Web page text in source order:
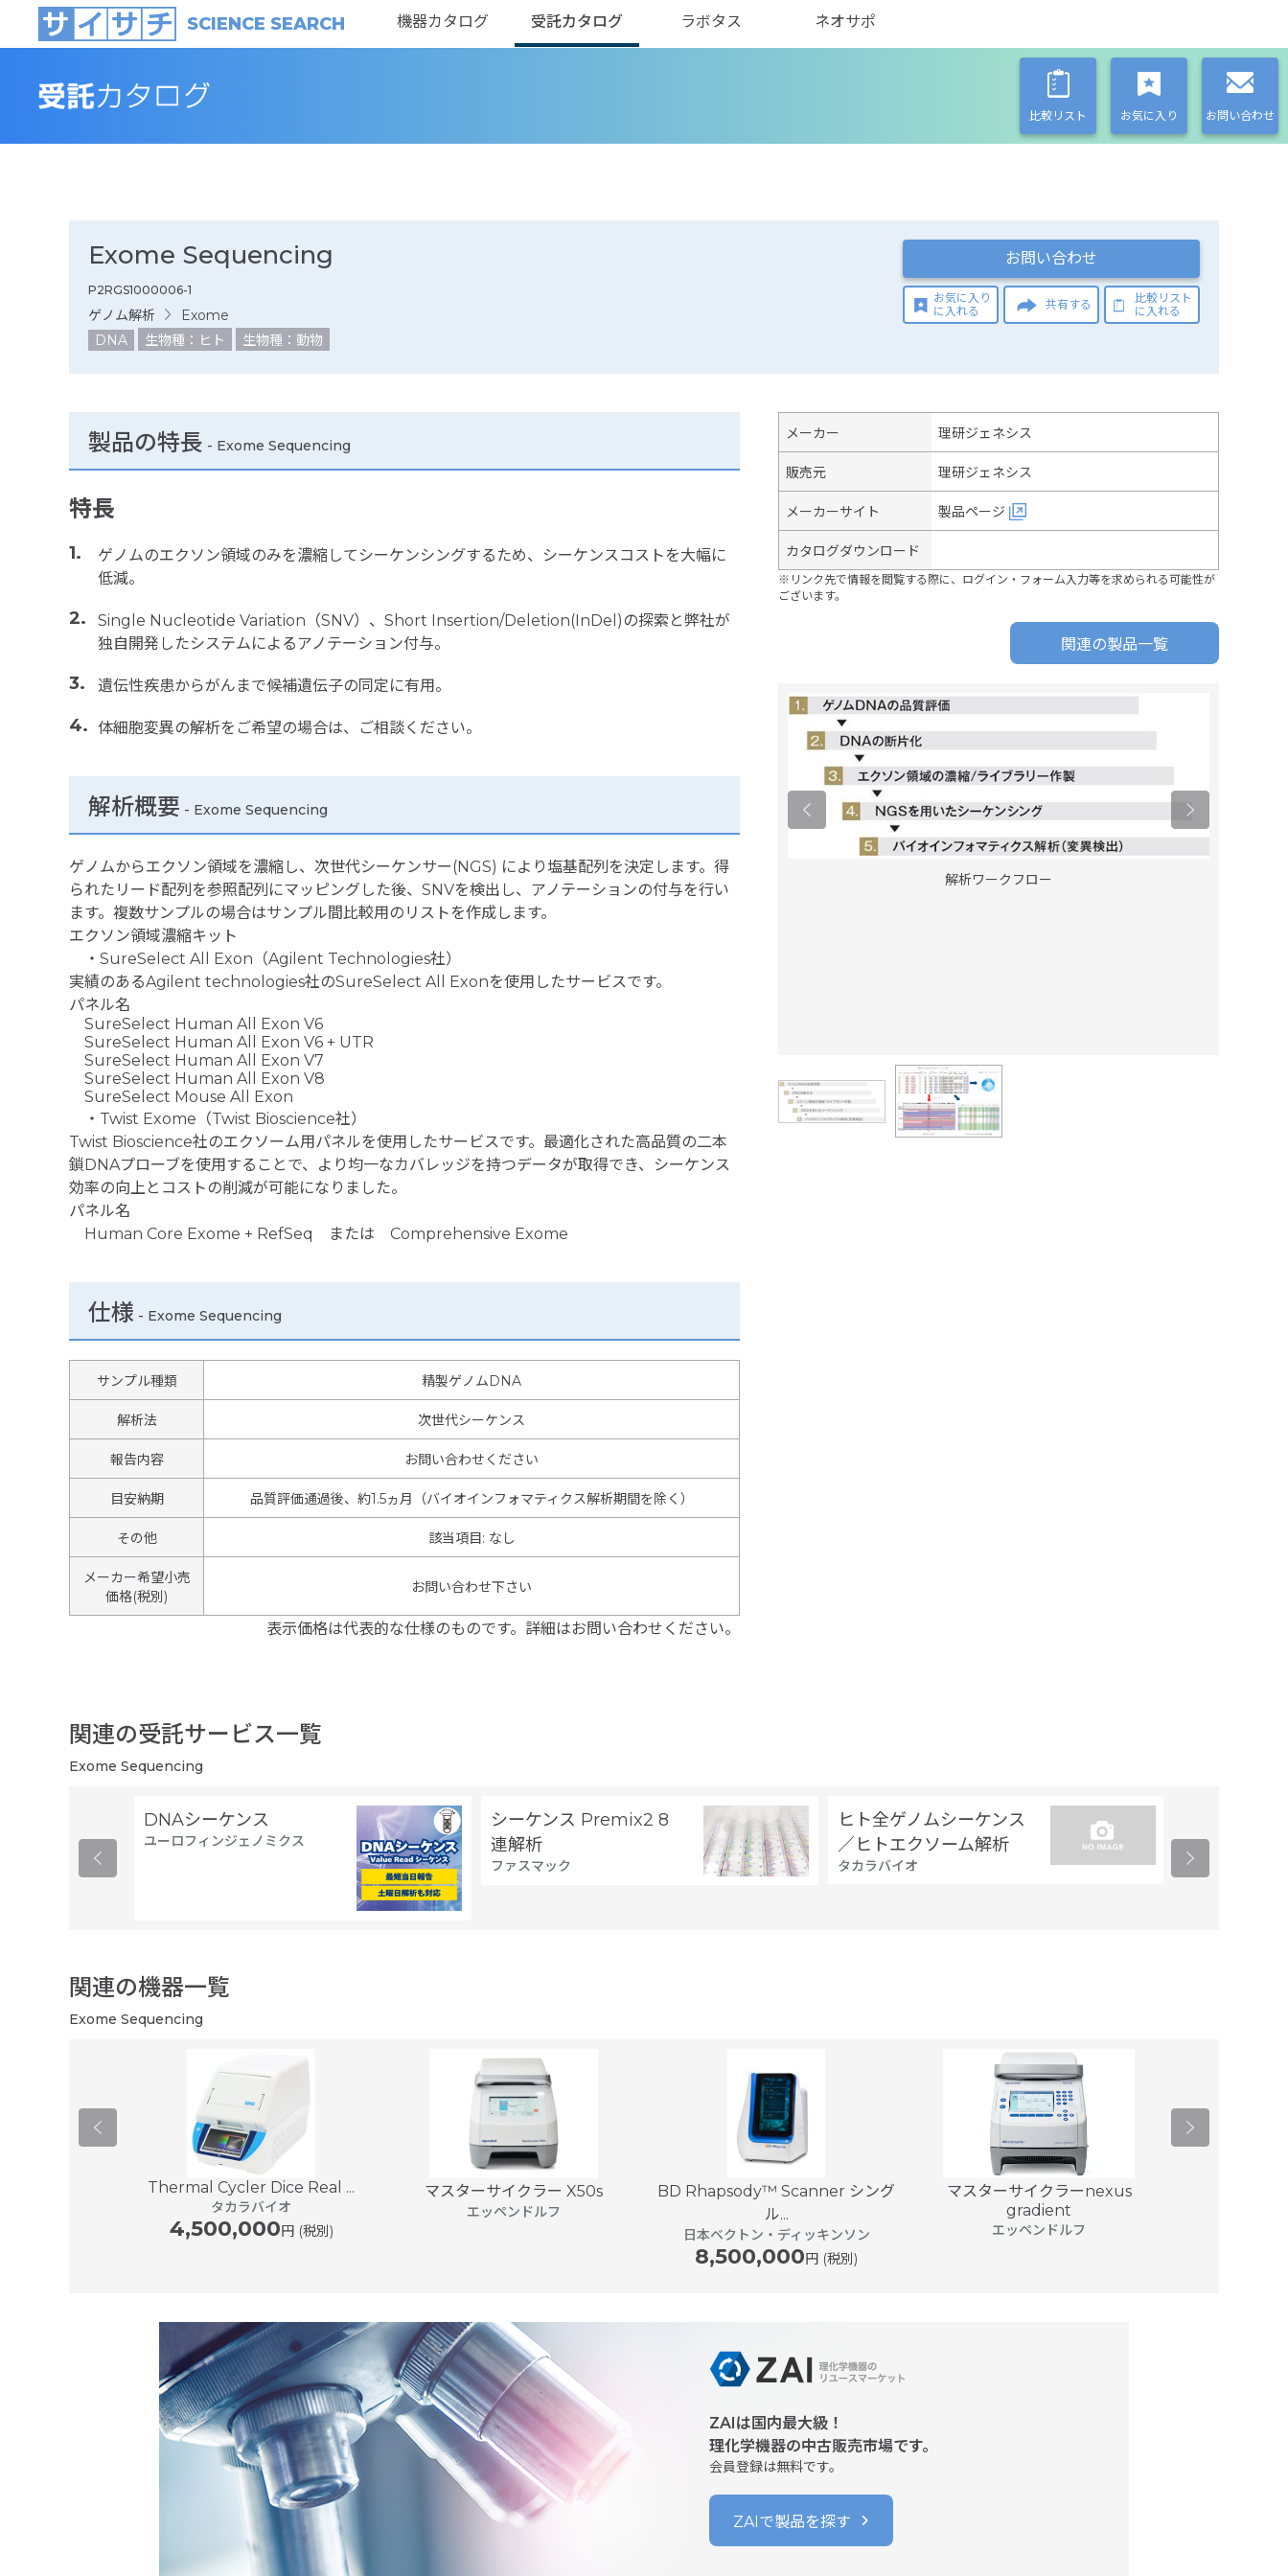
SCIENCE SEARCH 機器カタログ 受託カタログ ラボタス ネオサポ
比較リスト お気に入り お問い合わせ
Exome Sequencing
P2RGS1000006-1
ゲノム解析
Exome
DNA
生物種：ヒト 生物種：動物
お問い合わせ
お気に入り
に入れる
共有する
比較リスト
に入れる
製品の特長 - Exome Sequencing
特長
ゲノムのエクソン領域のみを濃縮してシーケンシングするため、シーケンスコストを大幅に
低減。
Single Nucleotide Variation（SNV）、Short Insertion/Deletion(InDel)の探索と弊社が
独自開発したシステムによるアノテーション付与。
遺伝性疾患からがんまで候補遺伝子の同定に有用。
体細胞変異の解析をご希望の場合は、ご相談ください。
解析概要 - Exome Sequencing
ゲノムからエクソン領域を濃縮し、次世代シーケンサー(NGS) により塩基配列を決定します。得
られたリード配列を参照配列にマッピングした後、SNVを検出し、アノテーションの付与を行い
ます。複数サンプルの場合はサンプル間比較用のリストを作成します。
エクソン領域濃縮キット
・SureSelect All Exon（Agilent Technologies社）
実績のあるAgilent technologies社のSureSelect All Exonを使用したサービスです。
パネル名
SureSelect Human All Exon V6
SureSelect Human All Exon V6 + UTR
SureSelect Human All Exon V7
SureSelect Human All Exon V8
SureSelect Mouse All Exon
・Twist Exome（Twist Bioscience社）
Twist Bioscience社のエクソーム用パネルを使用したサービスです。最適化された高品質の二本
鎖DNAプローブを使用することで、より均一なカバレッジを持つデータが取得でき、シーケンス
効率の向上とコストの削減が可能になりました。
パネル名
Human Core Exome + RefSeq または Comprehensive Exome
仕様 - Exome Sequencing
サンプル種類 精製ゲノムDNA
解析法 次世代シーケンス
報告内容 お問い合わせください
目安納期 品質評価通過後、約1.5ヵ月（バイオインフォマティクス解析期間を除く）
その他 該当項目: なし
メーカー希望小売
価格(税別)
お問い合わせ下さい
表示価格は代表的な仕様のものです。詳細はお問い合わせください。
メーカー 理研ジェネシス
販売元 理研ジェネシス
メーカーサイト 製品ページ
カタログダウンロード
※リンク先で情報を閲覧する際に、ログイン・フォーム入力等を求められる可能性が
ございます。
関連の製品一覧
解析ワークフロー
関連の受託サービス一覧
Exome Sequencing
DNAシーケンス
ユーロフィンジェノミクス
シーケンス Premix2 8
連解析
ファスマック
ヒト全ゲノムシーケンス
／ヒトエクソーム解析
タカラバイオ
レート解析
ン）
関連の機器一覧
Exome Sequencing
Thermal Cycler Dice Real ...
タカラバイオ
4,500,000円 (税別)
マスターサイクラー X50s
エッペンドルフ
BD Rhapsody™ Scanner シング
ル...
日本ベクトン・ディッキンソン
8,500,000円 (税別)
マスターサイクラーnexus
gradient
エッペンドルフ
ZAIは国内最大級！
理化学機器の中古販売市場です。
会員登録は無料です。
ZAIで製品を探す